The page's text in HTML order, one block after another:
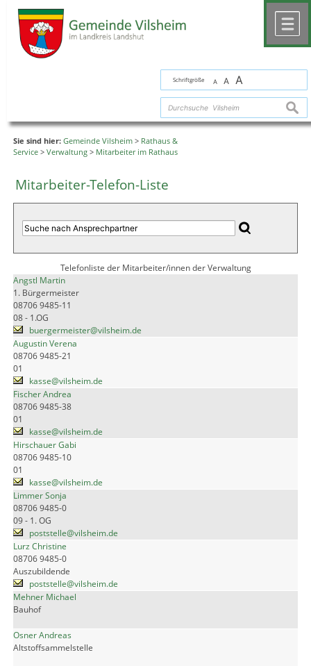
Schriftgröße A A A
Sie sind hier: Gemeinde Vilsheim > Rathaus &
Service > Verwaltung > Mitarbeiter im Rathaus
Mitarbeiter-Telefon-Liste
Telefonliste der Mitarbeiter/innen der Verwaltung
Angstl Martin
1. Bürgermeister
08706 9485-11
08 - 1.OG
buergermeister@vilsheim.de
Augustin Verena
08706 9485-21
01
kasse@vilsheim.de
Fischer Andrea
08706 9485-38
01
kasse@vilsheim.de
Hirschauer Gabi
08706 9485-10
01
kasse@vilsheim.de
Limmer Sonja
08706 9485-0
09 - 1. OG
poststelle@vilsheim.de
Lurz Christine
08706 9485-0
Auszubildende
poststelle@vilsheim.de
Mehner Michael
Bauhof
Osner Andreas
Altstoffsammelstelle